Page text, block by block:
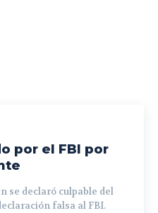
por el FBI por
se declaró culpable del
falsa al FBI.